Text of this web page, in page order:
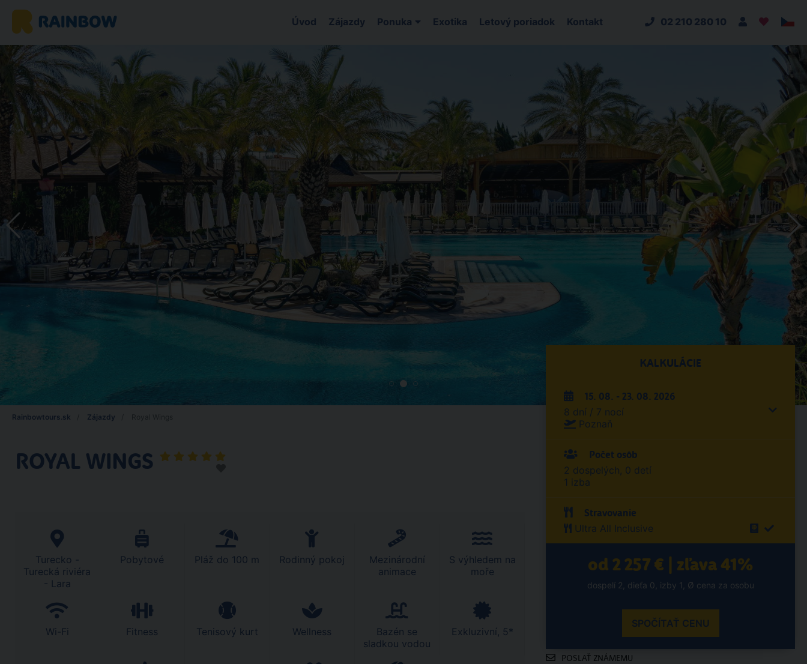
Úvod Zájazdy Ponuka Exotika Letový poriadok Kontakt 02 210 280 10
Rainbowtours.sk Zájazdy
ROYAL WINGS
Turecko -
Turecká riviéra
- Lara
Pobytové Pláž do 100 m Rodinný pokoj
Mezinárodní
animace
S výhledem na
moře
Wi-Fi Fitness Tenisový kurt Wellness
Bazén se
sladkou vodou
Exkluzivní, 5*
KALKULÁCIE
15. 08. - 23. 08. 2026
8 dní / 7 nocí
Poznaň
Počet osôb
2 dospelých, 0 detí
1 izba
Stravovanie
Ultra All Inclusive
od 2 257 € | zľava 41%
dospelí 2, dieťa 0, izby 1, Ø cena za osobu
SPOČÍTAŤ CENU
POSLAŤ ZNÁMEMU